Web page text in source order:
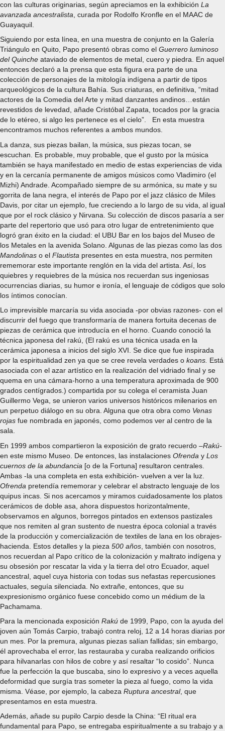
con las culturas originarias, según apreciamos en la exhibición La
avanzada ancestralista , curada por Rodolfo Kronfle en el MAAC de
Guayaquil.
Siguiendo por esta línea, en una muestra de conjunto en la Galería
Triángulo en Quito, Papo presentó obras como el Guerrero luminoso
del Quinche ataviado de elementos de metal, cuero y piedra. En aquel
entonces declaró a la prensa que esta figura era parte de una
colección de personajes de la mitología indígena a partir de tipos
arqueológicos de la cultura Bahía. Sus criaturas, en definitiva, “mitad
actores de la Comedia del Arte y mitad danzantes andinos…están
revestidos de levedad, añade Cristóbal Zapata, tocados por la gracia
de lo etéreo, si algo les pertenece es el cielo”. En esta muestra
encontramos muchos referentes a ambos mundos.
La danza, sus piezas bailan, la música, sus piezas tocan, se
escuchan. Es probable, muy probable, que el gusto por la música
también se haya manifestado en medio de estas experiencias de vida
y en la cercanía permanente de amigos músicos como Vladimiro (el
Mizhi) Andrade. Acompañado siempre de su armónica, su mate y su
gorrita de lana negra, el interés de Papo por el jazz clásico de Miles
Davis, por citar un ejemplo, fue creciendo a lo largo de su vida, al igual
que por el rock clásico y Nirvana. Su colección de discos pasaría a ser
parte del repertorio que usó para otro lugar de entretenimiento que
logró gran éxito en la ciudad: el UBU Bar en los bajos del Museo de
los Metales en la avenida Solano. Algunas de las piezas como las dos
Mandolinas o el Flautista presentes en esta muestra, nos permiten
rememorar este importante renglón en la vida del artista. Así, los
quiebres y requiebres de la música nos recuerdan sus ingeniosas
ocurrencias diarias, su humor e ironía, el lenguaje de códigos que solo
los íntimos conocían.
Lo imprevisible marcaría su vida asociada -por obvias razones- con el
discurrir del fuego que transformaría de manera fortuita decenas de
piezas de cerámica que introducía en el horno. Cuando conoció la
técnica japonesa del rakú, (El rakú es una técnica usada en la
cerámica japonesa a inicios del siglo XVI. Se dice que fue inspirada
por la espiritualidad zen ya que se cree revela verdades o koans. Está
asociada con el azar artístico en la realización del vidriado final y se
quema en una cámara-horno a una temperatura aproximada de 900
grados centígrados.) compartida por su colega el ceramista Juan
Guillermo Vega, se unieron varios universos históricos milenarios en
un perpetuo diálogo en su obra. Alguna que otra obra como Venas
rojas fue nombrada en japonés, como podemos ver al centro de la
sala.
En 1999 ambos compartieron la exposición de grato recuerdo –Rakú-
en este mismo Museo. De entonces, las instalaciones Ofrenda y Los
cuernos de la abundancia [o de la Fortuna] resultaron centrales.
Ambas -la una completa en esta exhibición- vuelven a ver la luz.
Ofrenda pretendía rememorar y celebrar el abstracto lenguaje de los
quipus incas. Si nos acercamos y miramos cuidadosamente los platos
cerámicos de doble asa, ahora dispuestos horizontalmente,
observamos en algunos, borregos pintados en extensos pastizales
que nos remiten al gran sustento de nuestra época colonial a través
de la producción y comercialización de textiles de lana en los obrajes-
hacienda. Estos detalles y la pieza 500 años , también con nosotros,
nos recuerdan al Papo crítico de la colonización y maltrato indígena y
su obsesión por rescatar la vida y la tierra del otro Ecuador, aquel
ancestral, aquel cuya historia con todas sus nefastas repercusiones
actuales, seguía silenciada. No extrañe, entonces, que su
expresionismo orgánico fuese concebido como un médium de la
Pachamama.
Para la mencionada exposición Rakú de 1999, Papo, con la ayuda del
joven aún Tomás Carpio, trabajó contra reloj, 12 a 14 horas diarias por
un mes. Por la premura, algunas piezas salían fallidas; sin embargo,
él aprovechaba el error, las restauraba y curaba realizando orificios
para hilvanarlas con hilos de cobre y así resaltar “lo cosido”. Nunca
fue la perfección la que buscaba, sino lo expresivo y a veces aquella
deformidad que surgía tras someter la pieza al fuego, como la vida
misma. Véase, por ejemplo, la cabeza Ruptura ancestral, que
presentamos en esta muestra.
Además, añade su pupilo Carpio desde la China: “El ritual era
fundamental para Papo, se entregaba espiritualmente a su trabajo y a